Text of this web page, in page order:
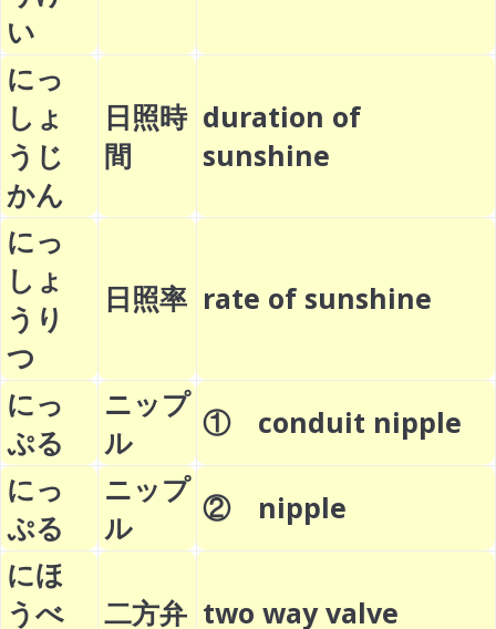
い
にっ
しょ
うじ
かん
日照時
間
duration of
sunshine
にっ
しょ
うり
つ
日照率 rate of sunshine
にっ
ぷる
ニップ
ル
① conduit nipple
にっ
ぷる
ニップ
ル
② nipple
にほ
うべ
二方弁 two way valve